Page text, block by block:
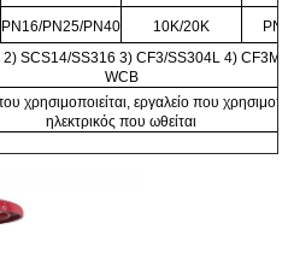
PN16/PN25/PN40 10K/20K
SCS14/SS316 3) CF3/SS304L 4)
WCB
χρησιμοποιείται, εργαλείο που
ηλεκτρικός που ωθείται